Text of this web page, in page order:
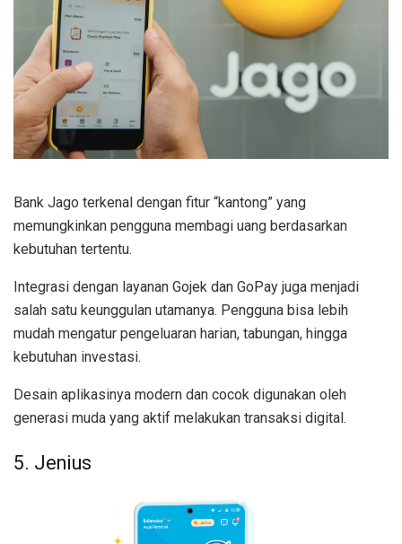
Bank Jago terkenal dengan fitur “kantong” yang
memungkinkan pengguna membagi uang berdasarkan
kebutuhan tertentu.
Integrasi dengan layanan Gojek dan GoPay juga menjadi
salah satu keunggulan utamanya. Pengguna bisa lebih
mudah mengatur pengeluaran harian, tabungan, hingga
kebutuhan investasi.
Desain aplikasinya modern dan cocok digunakan oleh
generasi muda yang aktif melakukan transaksi digital.
5. Jenius